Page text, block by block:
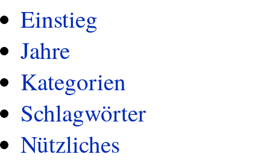
Einstieg
Jahre
Kategorien
Schlagwörter
Nützliches